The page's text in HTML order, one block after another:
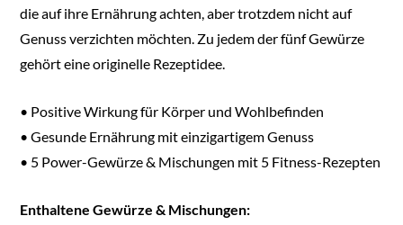
die auf ihre Ernährung achten, aber trotzdem nicht auf
Genuss verzichten möchten. Zu jedem der fünf Gewürze
gehört eine originelle Rezeptidee.
• Positive Wirkung für Körper und Wohlbefinden
• Gesunde Ernährung mit einzigartigem Genuss
• 5 Power-Gewürze & Mischungen mit 5 Fitness-Rezepten
Enthaltene Gewürze & Mischungen: